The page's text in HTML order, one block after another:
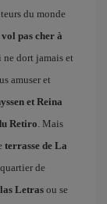
du monde
pas cher à
dort jamais et
amuser et
et Reina
Retiro. Mais
terrasse de La
de
Letras ou se